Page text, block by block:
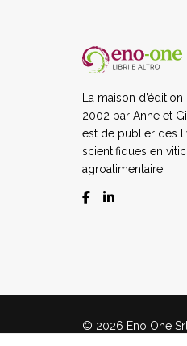
La maison
2002 par Anne et
est de publier des
scientifiques en
agroalimentaire.
© 2026 Eno One